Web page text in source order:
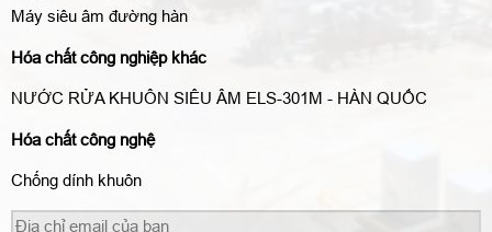
Máy siêu âm đường hàn
Hóa chất công nghiệp khác
NƯỚC RỬA KHUÔN SIÊU ÂM ELS-301M - HÀN QUỐC
Hóa chất công nghệ
Chống dính khuôn